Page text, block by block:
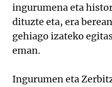
ingurumena eta
dituzte eta, era
gehiago izateko
eman.
Ingurumen eta